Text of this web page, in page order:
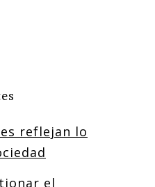
reflejan lo
el